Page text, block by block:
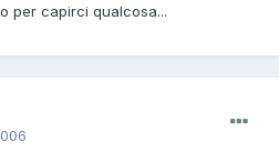
per capirci qualcosa...